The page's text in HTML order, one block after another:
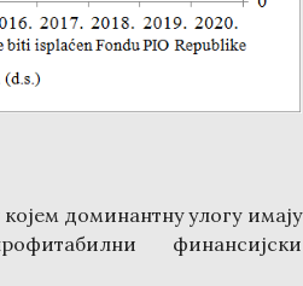
доминантну улогу имају
финансијски